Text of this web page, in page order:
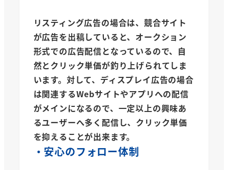
リスティング広告の場合は、競合サイト
が広告を出稿していると、オークション
形式での広告配信となっているので、自
然とクリック単価が釣り上げられてしま
います。対して、ディスプレイ広告の場合
は関連するWebサイトやアプリへの配信
がメインになるので、一定以上の興味あ
るユーザーへ多く配信し、クリック単価
を抑えることが出来ます。
・安心のフォロー体制